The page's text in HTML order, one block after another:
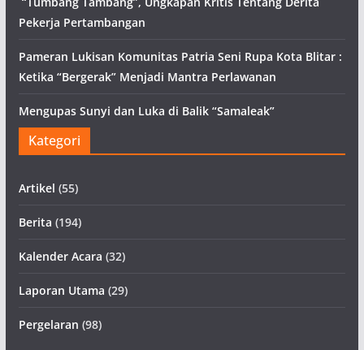
Pekerja Pertambangan
Pameran Lukisan Komunitas Patria Seni Rupa Kota Blitar :
Ketika “Bergerak” Menjadi Mantra Perlawanan
Mengupas Sunyi dan Luka di Balik “Samaleak”
Kategori
Artikel (55)
Berita (194)
Kalender Acara (32)
Laporan Utama (29)
Pergelaran (98)